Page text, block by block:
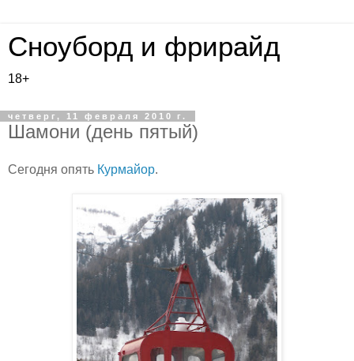
Сноуборд и фрирайд
18+
четверг, 11 февраля 2010 г.
Шамони (день пятый)
Сегодня опять Курмайор.